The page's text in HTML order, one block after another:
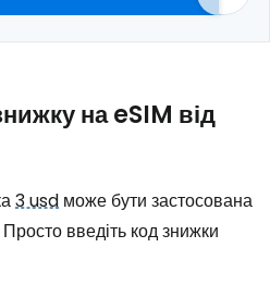
на eSIM від
3 usd може бути застосована
введіть код знижки